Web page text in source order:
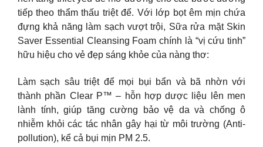
tiếp theo thẩm thấu triệt để. Với lớp bọt êm mịn chứa
đựng khả năng làm sạch vượt trội, Sữa rửa mặt Skin
Saver Essential Cleansing Foam chính là “vị cứu tinh”
hữu hiệu cho vẻ đẹp sáng khỏe của nàng thơ:
Làm sạch sâu triệt để mọi bụi bẩn và bã nhờn với
thành phần Clear P™ – hỗn hợp dược liệu lên men
lành tính, giúp tăng cường bảo vệ da và chống ô
nhiễm khỏi các tác nhân gây hại từ môi trường (Anti-
pollution), kể cả bụi mịn PM 2.5.